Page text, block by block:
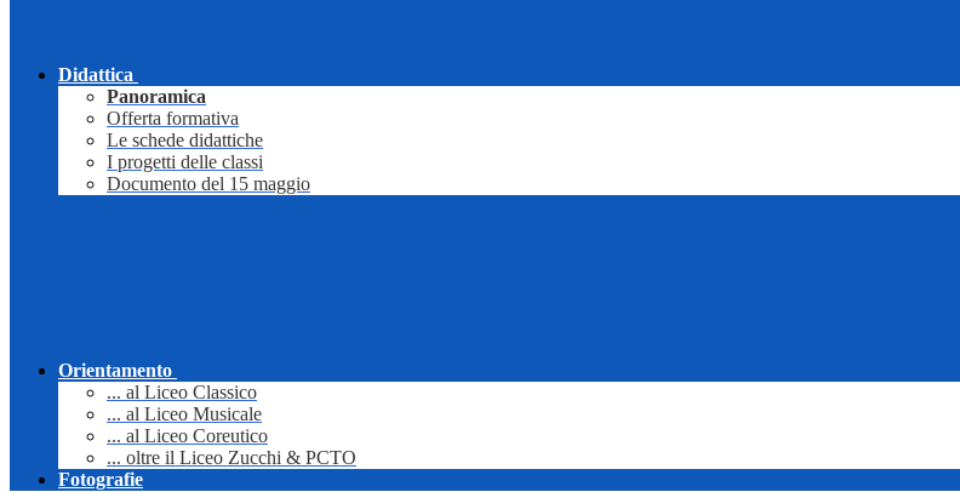
Didattica
Panoramica
Offerta formativa
Le schede didattiche
I progetti delle classi
Documento del 15 maggio
Orientamento
... al Liceo Classico
... al Liceo Musicale
... al Liceo Coreutico
... oltre il Liceo Zucchi & PCTO
Fotografie